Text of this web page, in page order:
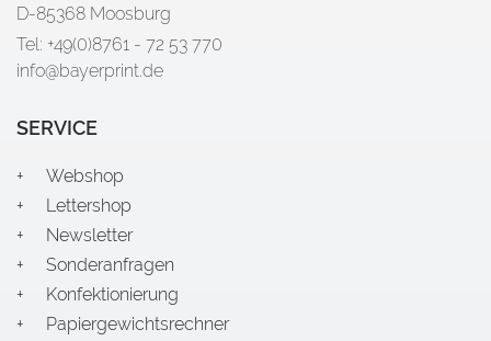
D-85368 Moosburg
Tel: +49(0)8761 - 72 53 770
info@bayerprint.de
SERVICE
Webshop
Lettershop
Newsletter
Sonderanfragen
Konfektionierung
Papiergewichtsrechner